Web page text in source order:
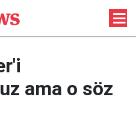
ama o söz